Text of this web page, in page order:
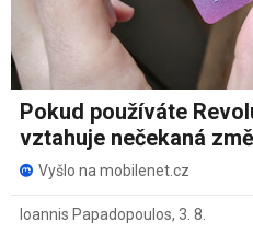
Pokud používáte
vztahuje nečekaná
Vyšlo na mobilenet.cz
Ioannis Papadopoulos, 3. 8.